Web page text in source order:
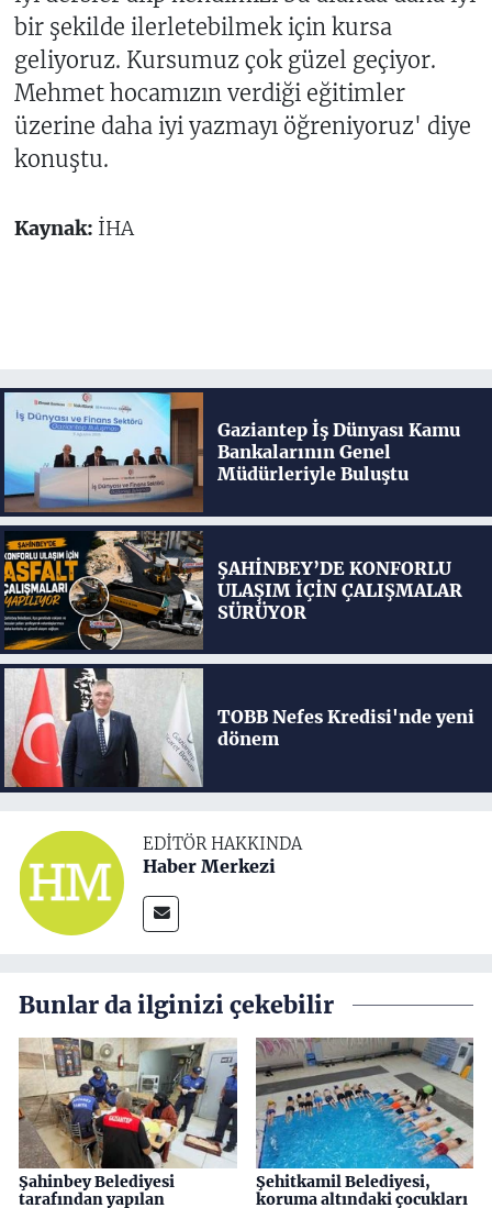
bir şekilde ilerletebilmek için kursa
geliyoruz. Kursumuz çok güzel geçiyor.
Mehmet hocamızın verdiği eğitimler
üzerine daha iyi yazmayı öğreniyoruz' diye
konuştu.
Kaynak: İHA
Gaziantep İş Dünyası Kamu
Bankalarının Genel
Müdürleriyle Buluştu
ŞAHİNBEY’DE KONFORLU
ULAŞIM İÇİN ÇALIŞMALAR
SÜRÜYOR
TOBB Nefes Kredisi'nde yeni
dönem
EDITÖR HAKKINDA
Haber Merkezi
Bunlar da ilginizi çekebilir
Şahinbey Belediyesi
tarafından yapılan
Şehitkamil Belediyesi,
koruma altındaki çocukları